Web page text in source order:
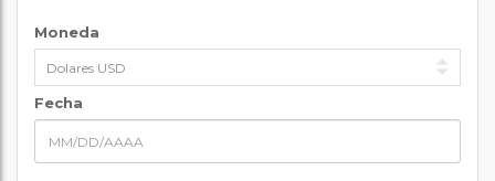
Moneda
Fecha